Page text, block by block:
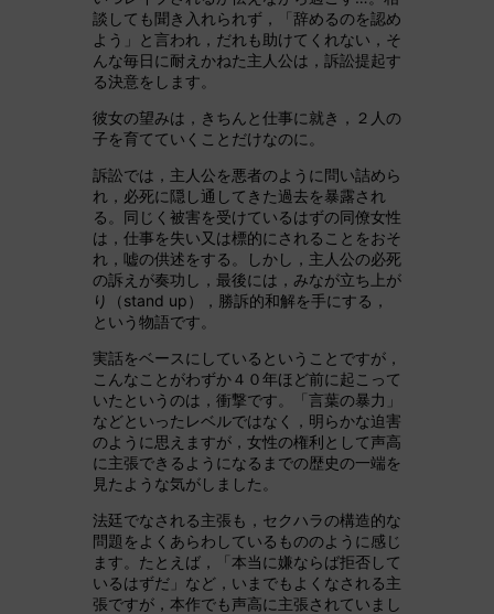
談しても聞き入れられず，「辞めるのを認め
よう」と言われ，だれも助けてくれない，そ
んな毎日に耐えかねた主人公は，訴訟提起す
る決意をします。
彼女の望みは，きちんと仕事に就き，２人の
子を育てていくことだけなのに。
訴訟では，主人公を悪者のように問い詰めら
れ，必死に隠し通してきた過去を暴露され
る。同じく被害を受けているはずの同僚女性
は，仕事を失い又は標的にされることをおそ
れ，嘘の供述をする。しかし，主人公の必死
の訴えが奏功し，最後には，みなが立ち上が
り（stand up），勝訴的和解を手にする，
という物語です。
実話をベースにしているということですが，
こんなことがわずか４０年ほど前に起こって
いたというのは，衝撃です。「言葉の暴力」
などといったレベルではなく，明らかな迫害
のように思えますが，女性の権利として声高
に主張できるようになるまでの歴史の一端を
見たような気がしました。
法廷でなされる主張も，セクハラの構造的な
問題をよくあらわしているもののように感じ
ます。たとえば，「本当に嫌ならば拒否して
いるはずだ」など，いまでもよくなされる主
張ですが，本作でも声高に主張されていまし